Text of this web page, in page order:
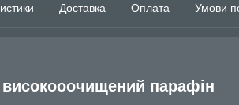
Доставка Оплата Умови
високооочищений парафін